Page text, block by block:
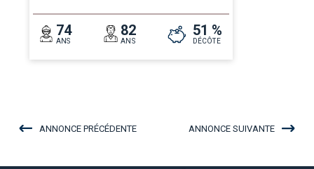
74
ANS
82
ANS
51 %
DÉCÔTE
ANNONCE PRÉCÉDENTE ANNONCE SUIVANTE